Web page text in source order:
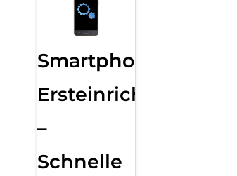
Smartphone
Ersteinrichtung
–
Schnelle